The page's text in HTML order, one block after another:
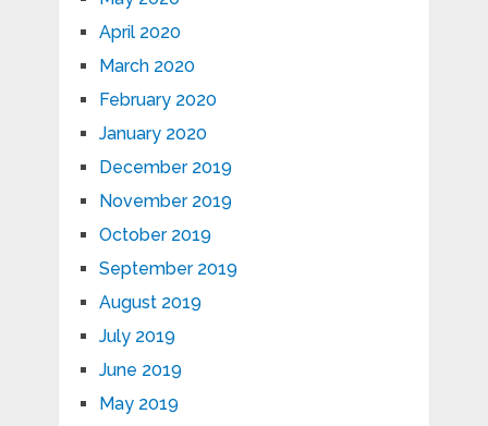
April 2020
March 2020
February 2020
January 2020
December 2019
November 2019
October 2019
September 2019
August 2019
July 2019
June 2019
May 2019